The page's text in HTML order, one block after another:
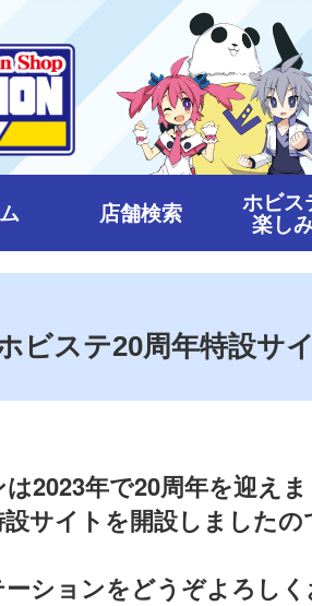
店舗検索 ホビス
楽し
ビステ20周年特設サ
2023年で20周年を迎えま
サイトを開設しましたの
ションをどうぞよろしく